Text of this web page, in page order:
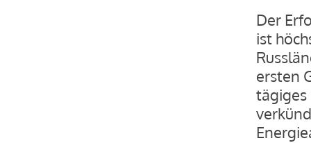
Der
ist
ersten
tägiges